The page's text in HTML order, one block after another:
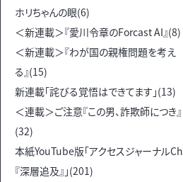
ホリちゃんの眼(6)
＜新連載＞『愛川令章のForcast AI』(8)
＜新連載＞『わが国の親権問題を考え
る』(15)
新連載「詫びる覚悟はできてます」(13)
＜連載＞ご注意『この男、詐欺師につき』
(32)
本紙YouTube版「アクセスジャーナルCh
『深層追及』」(201)